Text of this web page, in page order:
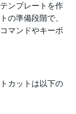
ンプレートを作
の準備段階で、
マンドやキーボ
カットは以下の